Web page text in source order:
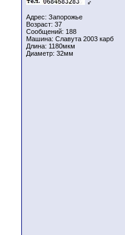
♂
Адрес: Запорожье
Возраст: 37
Сообщений: 188
Машина: Славута 2003 карб
Длина: 1180мкм
Диаметр: 32мм